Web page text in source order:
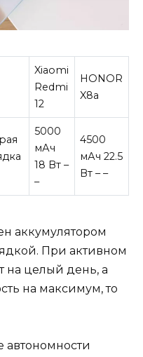
Xiaomi
Redmi
12
HONOR
X8a
5000
мАч
18 Вт –
–
4500
мАч 22.5
Вт – –
аккумулятором
При активном
на целый день, а
на максимум, то
автономности